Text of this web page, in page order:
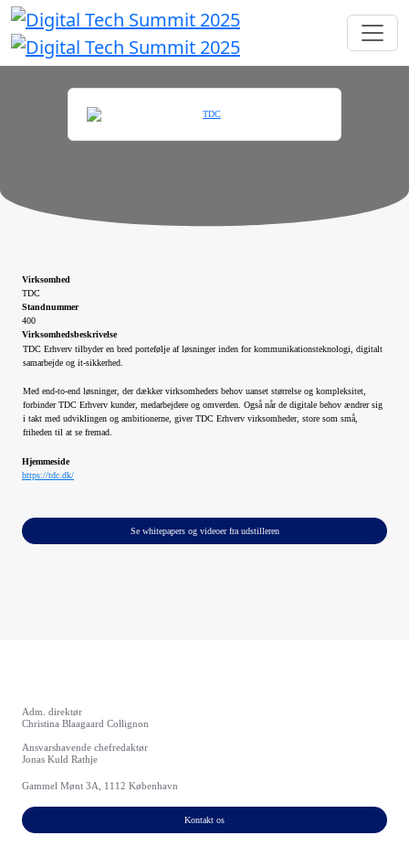
Virksomhed
TDC
Standnummer
400
Virksomhedsbeskrivelse
TDC Erhverv tilbyder en bred portefølje af løsninger inden for kommunikationsteknologi, digitalt
samarbejde og it-sikkerhed.
Med end-to-end løsninger, der dækker virksomheders behov uanset størrelse og kompleksitet,
forbinder TDC Erhverv kunder, medarbejdere og omverden. Også når de digitale behov ændrer sig
i takt med udviklingen og ambitionerne, giver TDC Erhverv virksomheder, store som små,
friheden til at se fremad.
Hjemmeside
https://tdc.dk/
Se whitepapers og videoer fra udstilleren
Adm. direktør
Christina Blaagaard Collignon
Ansvarshavende chefredaktør
Jonas Kuld Rathje
Gammel Mønt 3A, 1112 København
Kontakt os